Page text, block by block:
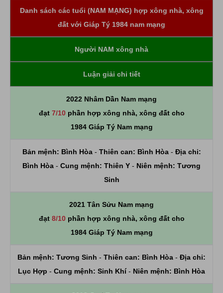
Danh sách các tuổi (NAM MẠNG) hợp xông nhà, xông
đất với Giáp Tý 1984 nam mạng
Người NAM xông nhà
Luận giải chi tiết
2022 Nhâm Dần Nam mạng
đạt 7/10phần hợp xông nhà, xông đất cho
1984 Giáp Tý Nam mạng
Bản mệnh: Bình Hòa- Thiên can: Bình Hòa- Địa chi:
Bình Hòa - Cung mệnh: Thiên Y - Niên mệnh: Tương
Sinh
2021 Tân Sửu Nam mạng
đạt 8/10phần hợp xông nhà, xông đất cho
1984 Giáp Tý Nam mạng
Bản mệnh: Tương Sinh - Thiên can: Bình Hòa - Địa chi:
Lục Hợp - Cung mệnh: Sinh Khí- Niên mệnh: Bình Hòa